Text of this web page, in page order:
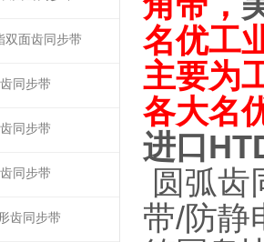
双面齿同步带
同步带
同步带
同步带
齿同步带
名优工
主要为
各大名
进口
圆弧齿
带/防静